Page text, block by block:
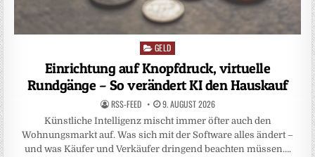
Posted
in
GELD
Einrichtung auf Knopfdruck, virtuelle
Rundgänge – So verändert KI den Hauskauf
RSS-FEED 9. AUGUST 2026
Künstliche Intelligenz mischt immer öfter auch den
Wohnungsmarkt auf. Was sich mit der Software alles ändert –
und was Käufer und Verkäufer dringend beachten müssen….